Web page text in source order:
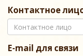
Контактное
E-mail для связи